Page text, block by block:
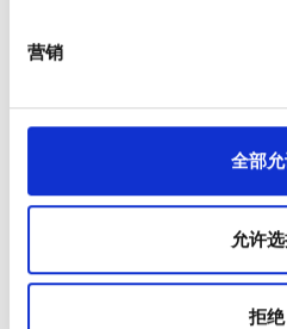
营销
全部
允许
拒绝
评论
10
优秀
友好